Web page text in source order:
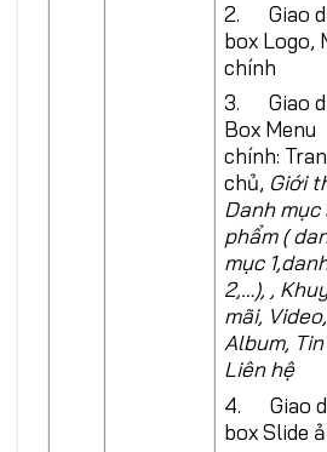
2. Giao
box Logo,
chính
3. Giao
Box Menu
chính:
chủ, Giới
Danh mục
phẩm (
mục
2,…), ,
mãi, Video,
Album,
Liên hệ
4. Giao
box Slide